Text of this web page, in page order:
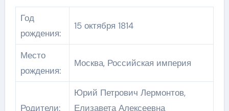
Год
рождения:
15 октября 1814
Место
рождения:
Москва, Российская империя
Родители:
Юрий Петрович Лермонтов,
Елизавета Алексеевна